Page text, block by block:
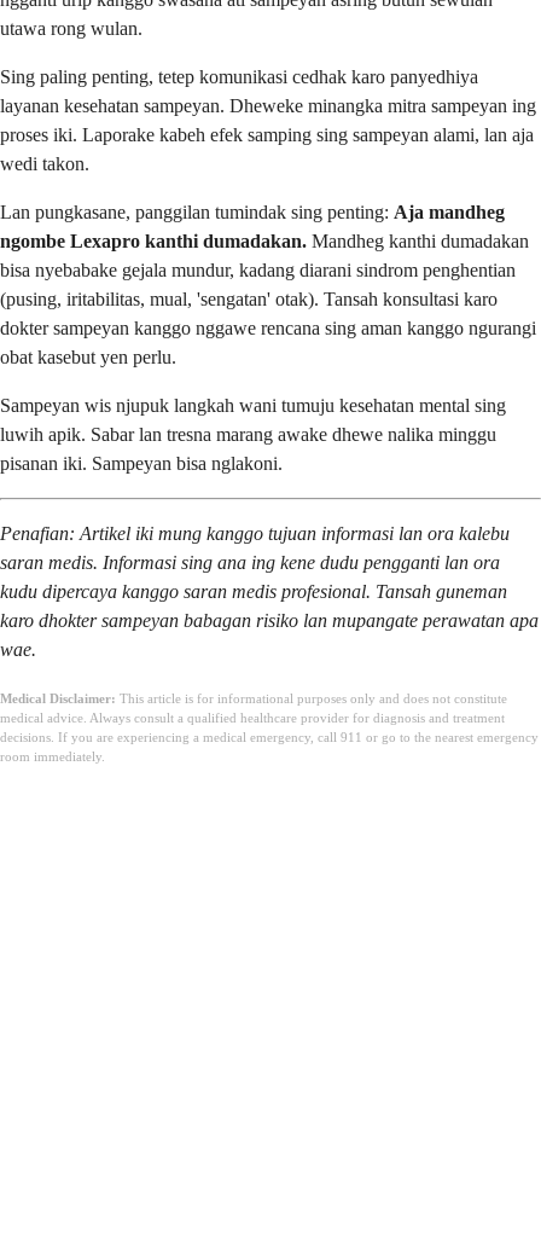
utawa rong wulan.
Sing paling penting, tetep komunikasi cedhak karo panyedhiya
layanan kesehatan sampeyan. Dheweke minangka mitra sampeyan ing
proses iki. Laporake kabeh efek samping sing sampeyan alami, lan aja
wedi takon.
Lan pungkasane, panggilan tumindak sing penting: Aja mandheg
ngombe Lexapro kanthi dumadakan. Mandheg kanthi dumadakan
bisa nyebabake gejala mundur, kadang diarani sindrom penghentian
(pusing, iritabilitas, mual, 'sengatan' otak). Tansah konsultasi karo
dokter sampeyan kanggo nggawe rencana sing aman kanggo ngurangi
obat kasebut yen perlu.
Sampeyan wis njupuk langkah wani tumuju kesehatan mental sing
luwih apik. Sabar lan tresna marang awake dhewe nalika minggu
pisanan iki. Sampeyan bisa nglakoni.
Penafian: Artikel iki mung kanggo tujuan informasi lan ora kalebu
saran medis. Informasi sing ana ing kene dudu pengganti lan ora
kudu dipercaya kanggo saran medis profesional. Tansah guneman
karo dhokter sampeyan babagan risiko lan mupangate perawatan apa
wae.
Medical Disclaimer: This article is for informational purposes only and does not constitute
medical advice. Always consult a qualified healthcare provider for diagnosis and treatment
decisions. If you are experiencing a medical emergency, call 911 or go to the nearest emergency
room immediately.